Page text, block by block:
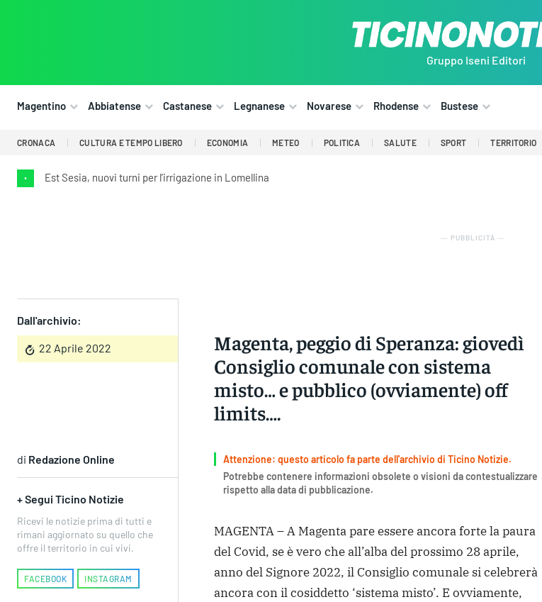
Gruppo Iseni Editori
Magentino Abbiatense Castanese Legnanese Novarese Rhodense Bustese
CRONACA CULTURA E TEMPO LIBERO ECONOMIA METEO POLITICA SALUTE SPORT TERRITORIO
• Est Sesia, nuovi turni per l’irrigazione in Lomellina
― PUBBLICITÀ ―
Dall'archivio:
22 Aprile 2022
Magenta, peggio di Speranza: giovedì
Consiglio comunale con sistema
misto… e pubblico (ovviamente) off
limits….
di Redazione Online
+ Segui Ticino Notizie
Ricevi le notizie prima di tutti e
rimani aggiornato su quello che
offre il territorio in cui vivi.
FACEBOOK INSTAGRAM
Attenzione: questo articolo fa parte dell'archivio di Ticino Notizie.
Potrebbe contenere informazioni obsolete o visioni da contestualizzare
rispetto alla data di pubblicazione.
MAGENTA – A Magenta pare essere ancora forte la paura
del Covid, se è vero che all’alba del prossimo 28 aprile,
anno del Signore 2022, il Consiglio comunale si celebrerà
ancora con il cosiddetto ‘sistema misto’. E ovviamente,